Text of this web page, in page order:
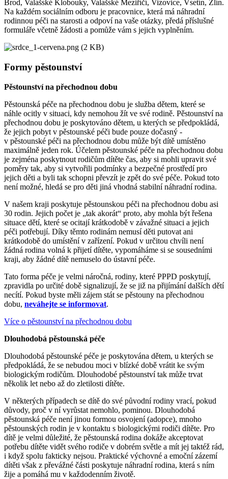
Brod, Valašské Klobouky, Valašské Meziříčí, Vizovice, Vsetín, Zlín.
Na každém sociálním odboru je pracovnice, která má náhradní
rodinnou péči na starosti a odpoví na vaše otázky, předá příslušné
formuláře včetně žádosti a pomůže vám s jejich vyplněním.
Formy pěstounství
Pěstounství na přechodnou dobu
Pěstounská péče na přechodnou dobu je služba dětem, které se
náhle ocitly v situaci, kdy nemohou žít ve své rodině. Pěstounství na
přechodnou dobu je poskytováno dětem, u kterých se předpokládá,
že jejich pobyt v pěstounské péči bude pouze dočasný -
v pěstounské péči na přechodnou dobu může být dítě umístěno
maximálně jeden rok. Účelem pěstounské péče na přechodnou dobu
je zejména poskytnout rodičům dítěte čas, aby si mohli upravit své
poměry tak, aby si vytvořili podmínky a bezpečné prostředí pro
jejich děti a byli tak schopni převzít je zpět do své péče. Pokud toto
není možné, hledá se pro děti jiná vhodná stabilní náhradní rodina.
V našem kraji poskytuje pěstounskou péči na přechodnou dobu asi
30 rodin. Jejich počet je „tak akorát“ proto, aby mohla být řešena
situace dětí, které se ocitají krátkodobě v závažné situaci a jejich
péči potřebují. Díky těmto rodinám nemusí děti putovat ani
krátkodobě do umístění v zařízení. Pokud v určitou chvíli není
žádná rodina volná k přijetí dítěte, vypomáháme si se sousedními
kraji, aby žádné dítě nemuselo do ústavní péče.
Tato forma péče je velmi náročná, rodiny, které PPPD poskytují,
zpravidla po určité době signalizují, že se již na přijímání dalších dětí
necítí. Pokud byste měli zájem stát se pěstouny na přechodnou
dobu, neváhejte se informovat.
Více o pěstounství na přechodnou dobu
Dlouhodobá pěstounská péče
Dlouhodobá pěstounské péče je poskytována dětem, u kterých se
předpokládá, že se nebudou moci v blízké době vrátit ke svým
biologickým rodičům. Dlouhodobé pěstounství tak může trvat
několik let nebo až do zletilosti dítěte.
V některých případech se dítě do své původní rodiny vrací, pokud
důvody, proč v ní vyrůstat nemohlo, pominou. Dlouhodobá
pěstounská péče není jinou formou osvojení (adopce), mnoho
pěstounských rodin je v kontaktu s biologickými rodiči dítěte. Pro
dítě je velmi důležité, že pěstounská rodina dokáže akceptovat
potřebu dítěte vidět svého rodiče v dobrém světle a mít jej taktéž rád,
i když spolu fakticky nejsou. Praktické výchovné a emoční zázemí
dítěti však z převážné části poskytuje náhradní rodina, která s ním
žije a pomáhá mu v každodenním životě.